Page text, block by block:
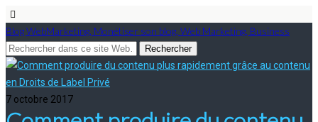
Blog WebMarketing, Monétiser son blog, Web Marketing, Business
7 octobre 2017